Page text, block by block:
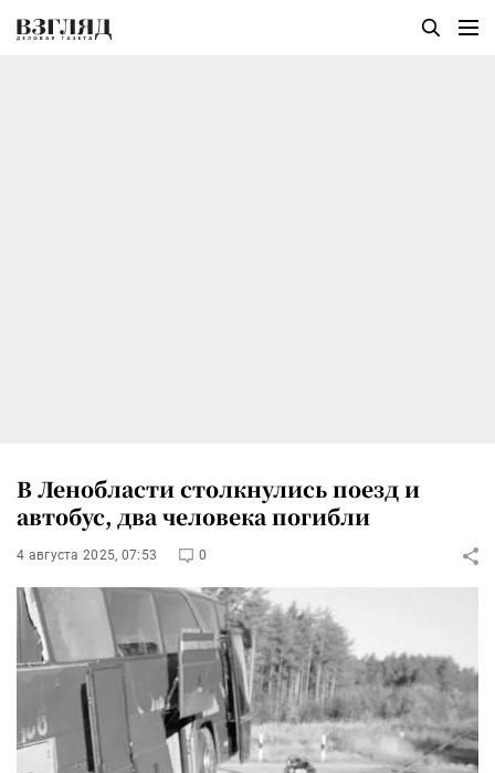
В Ленобласти столкнулись поезд и
автобус, два человека погибли
4 августа 2025, 07:53 0